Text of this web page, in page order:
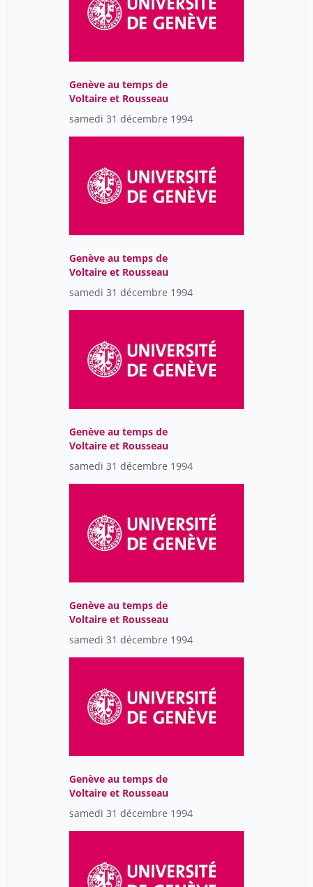
Genève au temps de
Voltaire et Rousseau
samedi 31 décembre 1994
Genève au temps de
Voltaire et Rousseau
samedi 31 décembre 1994
Genève au temps de
Voltaire et Rousseau
samedi 31 décembre 1994
Genève au temps de
Voltaire et Rousseau
samedi 31 décembre 1994
Genève au temps de
Voltaire et Rousseau
samedi 31 décembre 1994